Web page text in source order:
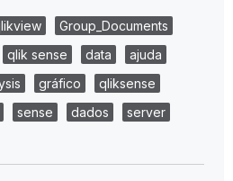
Group_Documents
qlik sense data
ajuda
gráfico
qliksense
sense dados
server